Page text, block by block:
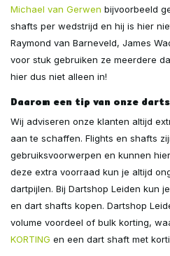
Michael van Gerwen bijvoorbeeld
shafts per wedstrijd en hij is hier
Raymond van Barneveld, James
voor stuk gebruiken ze meerdere
hier dus niet alleen in!
Daarom een tip van onze
Wij adviseren onze klanten altijd
aan te schaffen. Flights en shafts
gebruiksvoorwerpen en kunnen
deze extra voorraad kun je altijd
dartpijlen. Bij Dartshop Leiden kun
en dart shafts kopen. Dartshop
volume voordeel of bulk korting,
KORTING en een dart shaft met